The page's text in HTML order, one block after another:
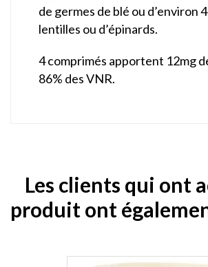
de germes de blé ou d’environ
lentilles ou d’épinards.
4 comprimés apportent 12mg
86% des VNR.
Les clients qui ont
produit ont